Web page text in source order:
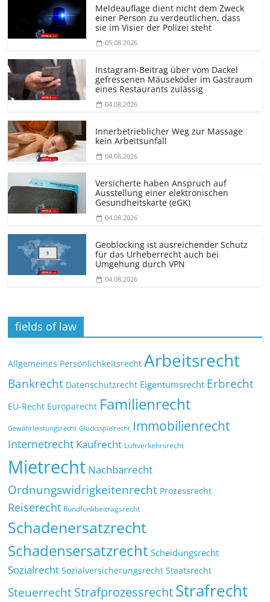
Meldeauflage dient nicht dem Zweck
einer Person zu verdeutlichen, dass
sie im Visier der Polizei steht
05.08.2026
Instagram-Beitrag über vom Dackel
gefressenen Mäuseköder im Gastraum
eines Restaurants zulässig
04.08.2026
Innerbetrieblicher Weg zur Massage
kein Arbeitsunfall
04.08.2026
Versicherte haben Anspruch auf
Ausstellung einer elektronischen
Gesundheitskarte (eGK)
04.08.2026
Geoblocking ist ausreichender Schutz
für das Urheberrecht auch bei
Umgehung durch VPN
04.08.2026
fields of law
Allgemeines Persönlichkeitsrecht Arbeitsrecht
Bankrecht Datenschutzrecht Eigentumsrecht Erbrecht
EU-Recht Europarecht Familienrecht
Gewährleistungsrecht Glücksspielrecht Immobilienrecht
Internetrecht Kaufrecht Luftverkehrsrecht
Mietrecht Nachbarrecht
Ordnungswidrigkeitenrecht Prozessrecht
Reiserecht Rundfunkbeitragsrecht
Schadenersatzrecht
Schadensersatzrecht Scheidungsrecht
Sozialrecht Sozialversicherungsrecht Staatsrecht
SteuerrechtStrafprozessrechtStrafrecht